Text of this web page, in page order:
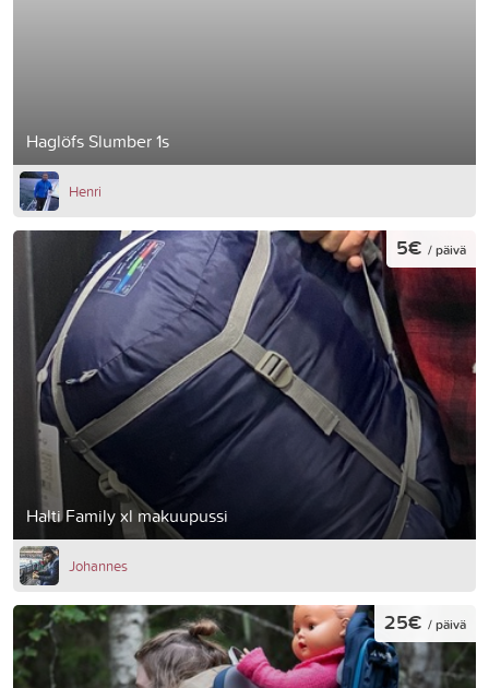
Haglöfs Slumber 1s
Henri
Halti Family xl makuupussi
5€ / päivä
Johannes
25€ / päivä